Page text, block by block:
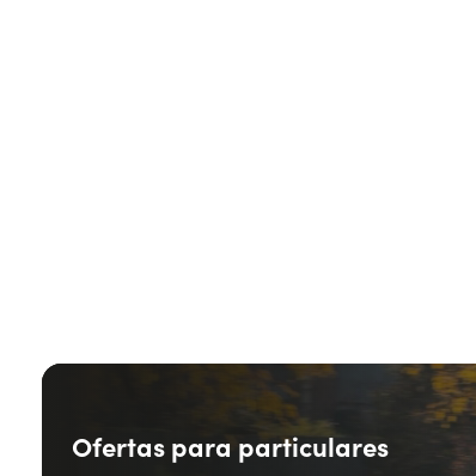
Ofertas para particulares